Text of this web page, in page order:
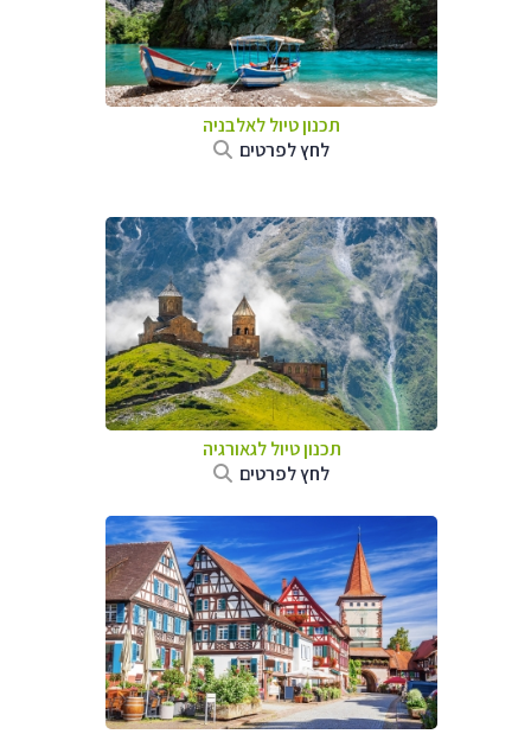
תכנון טיול לאלבניה
לחץ לפרטים
תכנון טיול לגאורגיה
לחץ לפרטים